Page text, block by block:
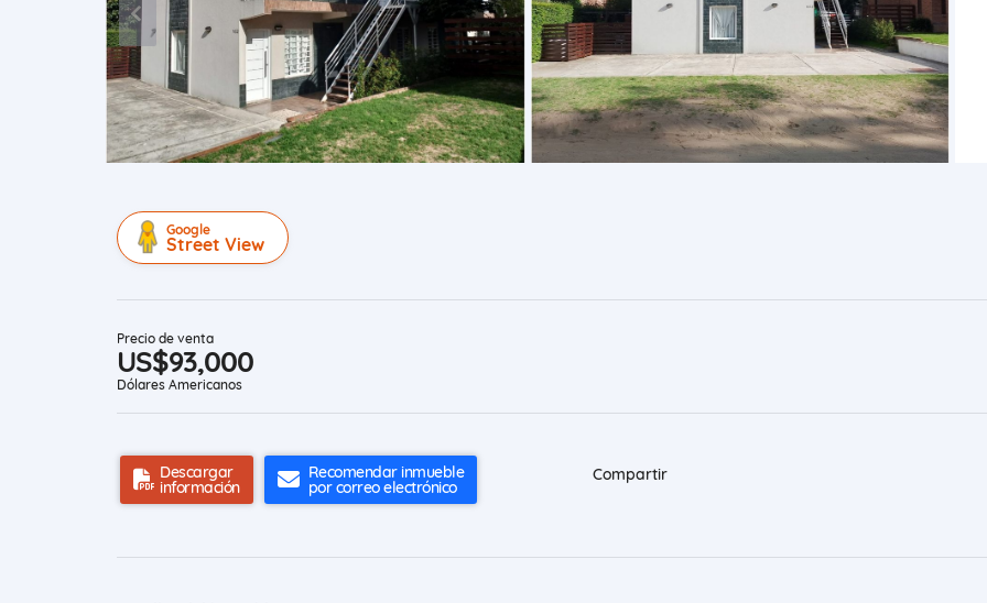
Google
Street View
Precio de venta
US$93,000
Dólares Americanos
Descargar
información
Recomendar inmueble
por correo electrónico
Compartir